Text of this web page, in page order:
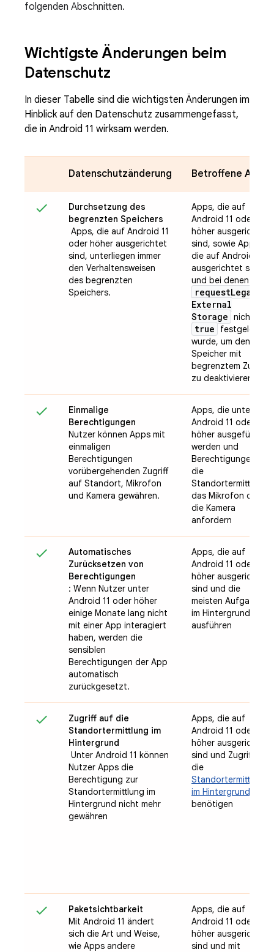
folgenden Abschnitten.
Wichtigste Änderungen beim
Datenschutz
In dieser Tabelle sind die wichtigsten Änderungen im
Hinblick auf den Datenschutz zusammengefasst,
die in Android 11 wirksam werden.
Datenschutzänderung Betroffene Apps
Durchsetzung des
begrenzten Speichers
Apps, die auf Android 11
oder höher ausgerichtet
sind, unterliegen immer
den Verhaltensweisen
des begrenzten
Speichers.
Apps, die auf
Android 11 oder
höher ausgerichtet
sind, sowie Apps,
die auf Android 10
ausgerichtet sind
und bei denen
requestLegacy
External
Storage nicht auf
true
festgelegt
wurde, um den
Speicher mit
begrenztem Zugriff
zu deaktivieren
Einmalige
Berechtigungen
Nutzer können Apps mit
einmaligen
Berechtigungen
vorübergehenden Zugriff
auf Standort, Mikrofon
und Kamera gewähren.
Apps, die unter
Android 11 oder
höher ausgeführt
werden und
Berechtigungen für
die
Standortermittlung,
das Mikrofon oder
die Kamera
anfordern
Automatisches
Zurücksetzen von
Berechtigungen
: Wenn Nutzer unter
Android 11 oder höher
einige Monate lang nicht
mit einer App interagiert
haben, werden die
sensiblen
Berechtigungen der App
automatisch
zurückgesetzt.
Apps, die auf
Android 11 oder
höher ausgerichtet
sind und die
meisten Aufgaben
im Hintergrund
ausführen
Zugriff auf die
Standortermittlung im
Hintergrund
Unter Android 11 können
Nutzer Apps die
Berechtigung zur
Standortermittlung im
Hintergrund nicht mehr
gewähren
Apps, die auf
Android 11 oder
höher ausgerichtet
sind und Zugriff auf
die
Standortermittlung
im Hintergrund
benötigen
Paketsichtbarkeit
Mit Android 11 ändert
sich die Art und Weise,
wie Apps andere
Apps, die auf
Android 11 oder
höher ausgerichtet
sind und mit